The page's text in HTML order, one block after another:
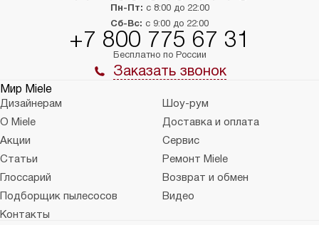
Пн-Пт: с 8:00 до 22:00
Сб-Вс: с 9:00 до 22:00
+7 800 775 67 31
Бесплатно по России
Заказать звонок
Мир Miele
Дизайнерам
Шоу-рум
О Miele
Доставка и оплата
Акции
Сервис
Статьи
Ремонт Miele
Глоссарий
Возврат и обмен
Подборщик пылесосов
Видео
Контакты